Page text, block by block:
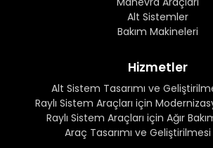
Alt Sistemler
Bakım Makineleri
Hizmetler
Alt Sistem Tasarımı ve
Raylı Sistem Araçları için
Raylı Sistem Araçları için Ağır
Araç Tasarımı ve